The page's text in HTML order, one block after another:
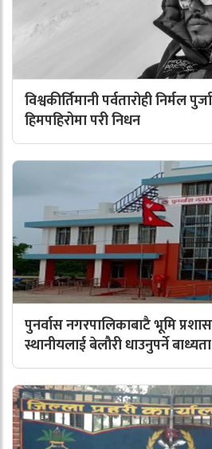
विश्वकीर्तिमानी पर्वतारोही निर्मल
हिमपहिरोमा परी निधन
पुनर्वास नगरपालिकाबाटै भूमि
स्थानीयलाई बेलौरी धाउनुपर्ने